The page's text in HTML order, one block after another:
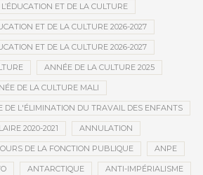
ET DE LA CULTURE
ET DE LA CULTURE 2026-2027
ET DE LA CULTURE 2026-2027
ANNÉE DE LA CULTURE 2025
DE LA CULTURE MALI
DE L'ÉLIMINATION DU TRAVAIL DES ENFANTS
2020-2021 ANNULATION
DE LA FONCTION PUBLIQUE ANPE
ANTARCTIQUE ANTI-IMPÉRIALISME